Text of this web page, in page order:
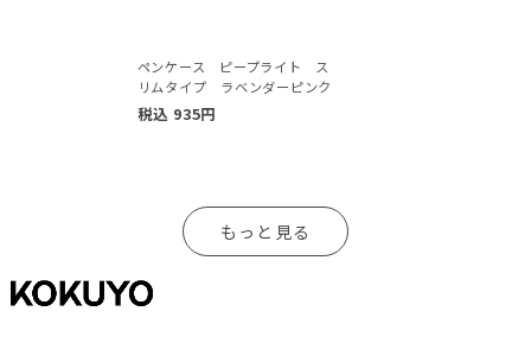
ペンケース ピープライト ス
リムタイプ ラベンダーピンク
税込 935円
もっと見る